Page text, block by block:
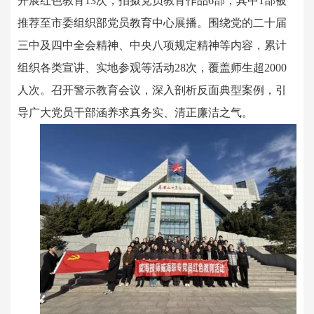
推荐至市委组织部党员教育中心展播。围绕党的二十届
三中及四中全会精神、中央八项规定精神等内容，累计
组织各类宣讲、实地参观等活动28次，覆盖师生超2000
人次。召开警示教育会议，深入剖析反面典型案例，引
导广大党员干部涵养求真务实、清正廉洁之气。